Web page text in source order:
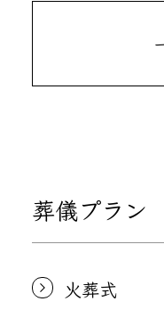
葬儀プラン
火葬式